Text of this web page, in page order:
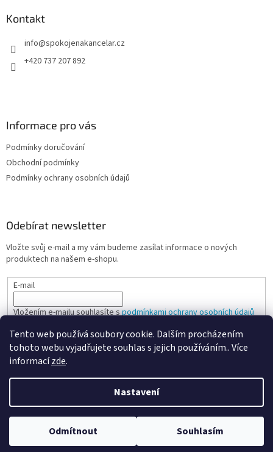
Tento web používá soubory cookie. Dalším procházením
tohoto webu vyjadřujete souhlas s jejich používáním.. Více
informacízde.
Nastavení
Odmítnout Souhlasím
Kontakt
info@spokojenakancelar.cz
+420 737 207 892
Informace pro vás
Podmínky doručování
Obchodní podmínky
Podmínky ochrany osobních údajů
Odebírat newsletter
Vložte svůj e-mail a my vám budeme zasílat informace o nových
produktech na našem e-shopu.
E-mail
Vložením e-mailu souhlasíte spodmínkami ochrany osobních údajů
PŘIHLÁSIT SE
Vytvořil Shoptet
Copyright 2026Spokojená kancelář . Všechna práva vyhrazena.